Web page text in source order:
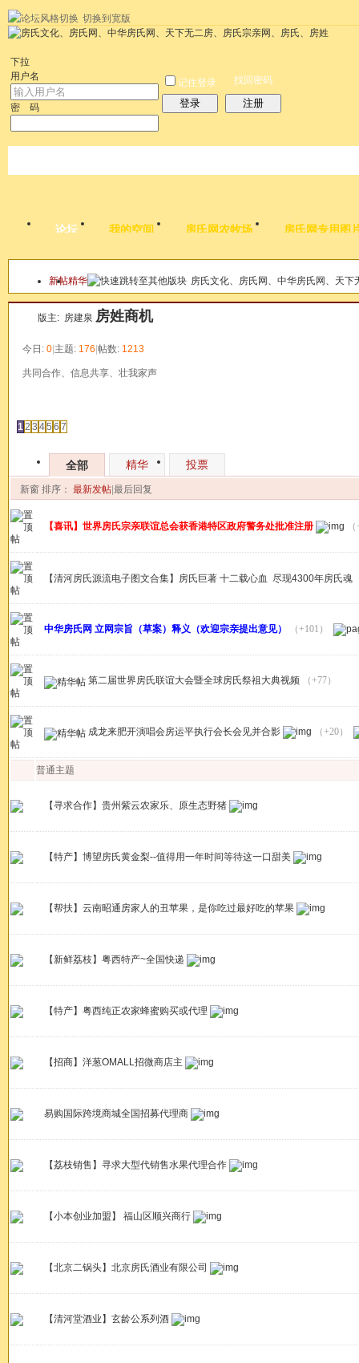
切换到宽版
下拉
用户名
密 码
记住登录
登录
找回密码
注册
论坛 我的空间 房氏网农牧场 房氏网专用图
本版
新帖精华 房氏文化、房氏网、中华房氏网、天
版主: 房建泉 房姓商机
今日: 0|主题: 176|帖数: 1213
共同合作、信息共享、壮我家声
1 2 3 45 6 7
全部 精华 投票
新窗 排序： 最新发帖|最后回复
【喜讯】世界房氏宗亲联谊总会获香港特区政府警务处批准注册
【清河房氏源流电子图文合集】房氏巨著 十二载心血 尽现4300年房氏魂
中华房氏网 立网宗旨（草案）释义（欢迎宗亲提出意见） （+101）
第二届世界房氏联谊大会暨全球房氏祭祖大典视频 （+77）
成龙来肥开演唱会房运平执行会长会见并合影 （+20）
普通主题
【寻求合作】贵州紫云农家乐、原生态野猪
【特产】博望房氏黄金梨--值得用一年时间等待这一口甜美
【帮扶】云南昭通房家人的丑苹果，是你吃过最好吃的苹果
【新鲜荔枝】粤西特产~全国快递
【特产】粤西纯正农家蜂蜜购买或代理
【招商】洋葱OMALL招微商店主
易购国际跨境商城全国招募代理商
【荔枝销售】寻求大型代销售水果代理合作
【小本创业加盟】 福山区顺兴商行
【北京二锅头】北京房氏酒业有限公司
【清河堂酒业】玄龄公系列酒